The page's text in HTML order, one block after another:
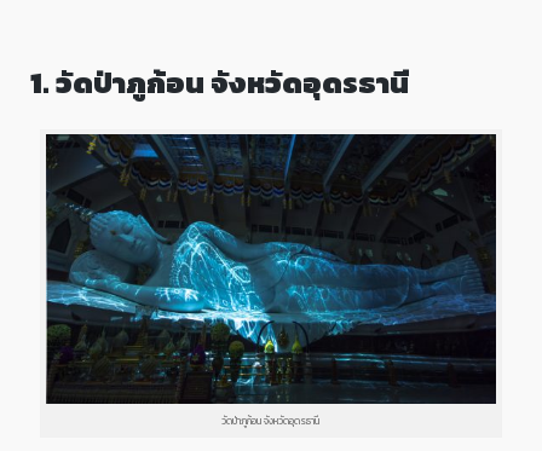
1. วัดป่าภูก้อน จังหวัดอุดรธานี
วัดป่าภูก้อน จังหวัดอุดรธานี